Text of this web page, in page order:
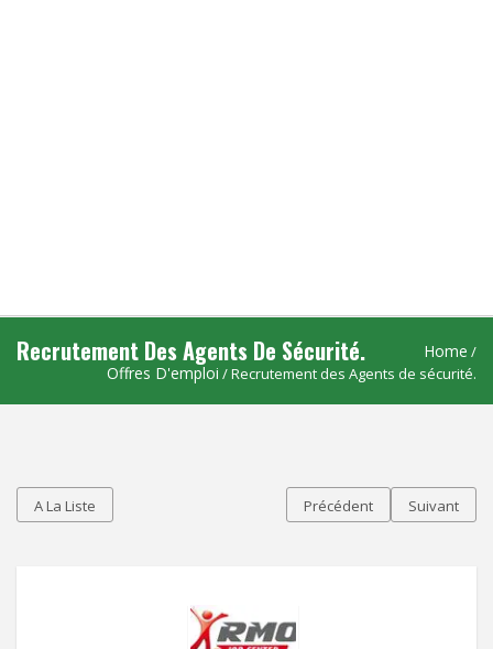
Recrutement Des Agents De Sécurité. Home /
Offres D'emploi / Recrutement des Agents de sécurité.
A La Liste Précédent Suivant